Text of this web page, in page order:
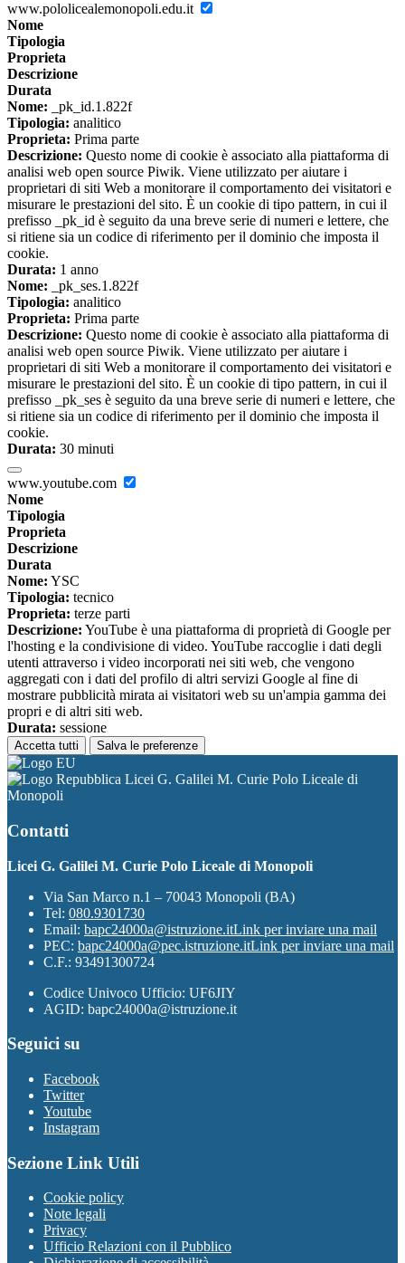
www.pololicealemonopoli.edu.it
Nome
Tipologia
Proprieta
Descrizione
Durata
Nome: _pk_id.1.822f
Tipologia: analitico
Proprieta: Prima parte
Descrizione: Questo nome di cookie è associato alla piattaforma di
analisi web open source Piwik. Viene utilizzato per aiutare i
proprietari di siti Web a monitorare il comportamento dei visitatori e
misurare le prestazioni del sito. È un cookie di tipo pattern, in cui il
prefisso _pk_id è seguito da una breve serie di numeri e lettere, che
si ritiene sia un codice di riferimento per il dominio che imposta il
cookie.
Durata: 1 anno
Nome: _pk_ses.1.822f
Tipologia: analitico
Proprieta: Prima parte
Descrizione: Questo nome di cookie è associato alla piattaforma di
analisi web open source Piwik. Viene utilizzato per aiutare i
proprietari di siti Web a monitorare il comportamento dei visitatori e
misurare le prestazioni del sito. È un cookie di tipo pattern, in cui il
prefisso _pk_ses è seguito da una breve serie di numeri e lettere, che
si ritiene sia un codice di riferimento per il dominio che imposta il
cookie.
Durata: 30 minuti
www.youtube.com
Nome
Tipologia
Proprieta
Descrizione
Durata
Nome: YSC
Tipologia: tecnico
Proprieta: terze parti
Descrizione: YouTube è una piattaforma di proprietà di Google per
l'hosting e la condivisione di video. YouTube raccoglie i dati degli
utenti attraverso i video incorporati nei siti web, che vengono
aggregati con i dati del profilo di altri servizi Google al fine di
mostrare pubblicità mirata ai visitatori web su un'ampia gamma dei
propri e di altri siti web.
Durata: sessione
Accetta tutti Salva le preferenze
Licei G. Galilei M. Curie Polo Liceale di
Monopoli
Contatti
Licei G. Galilei M. Curie Polo Liceale di Monopoli
Via San Marco n.1 – 70043 Monopoli (BA)
Tel: 080.9301730
Email: bapc24000a@istruzione.itLink per inviare una mail
PEC: bapc24000a@pec.istruzione.itLink per inviare una mail
C.F.: 93491300724
Codice Univoco Ufficio: UF6JIY
AGID: bapc24000a@istruzione.it
Seguici su
Facebook
Twitter
Youtube
Instagram
Sezione Link Utili
Cookie policy
Note legali
Privacy
Ufficio Relazioni con il Pubblico